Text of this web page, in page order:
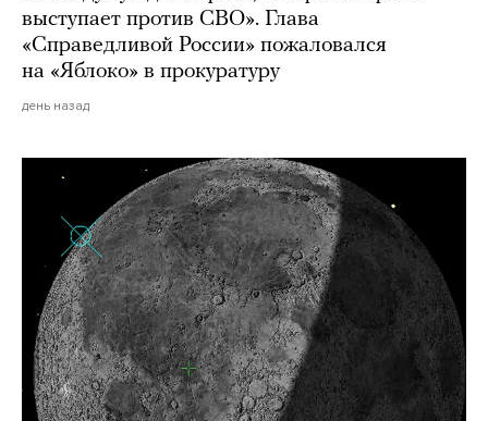
выступает против СВО». Глава
«Справедливой России» пожаловался
на «Яблоко» в прокуратуру
день назад